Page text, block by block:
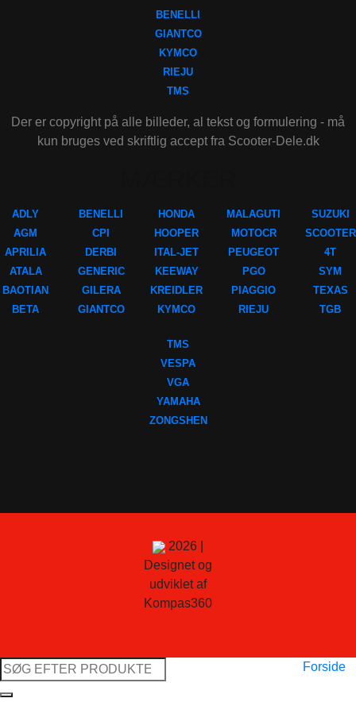
BENELLI
GIANTCO
KYMCO
RIEJU
TMS
Der er copyright på alle billeder, al tekst og formulering - må
kun bruges ved skriftlig accept fra Scooter-Dele.dk
ADLY
AGM
APRILIA
ATALA
BAOTIAN
BETA
BENELLI
CPI
DERBI
GENERIC
GILERA
GIANTCO
HONDA
HOOPER
ITAL-JET
KEEWAY
KREIDLER
KYMCO
MALAGUTI
MOTOCR
PEUGEOT
PGO
PIAGGIO
RIEJU
SUZUKI
SCOOTER
4T
SYM
TEXAS
TGB
TMS
VESPA
VGA
YAMAHA
ZONGSHEN
2026 |
Designet og
udviklet af
Kompas360
Søg
efter:
Forside